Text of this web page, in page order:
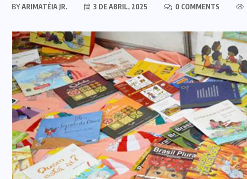
BYARIMATÉIA JR. 3 DE ABRIL, 2025 0 COMMENTS
MARANHÃO POLÍCIA
Mulher joga drogas no vaso
sanitário; polícia apreende 3 kg e
prende mãe e filho
7 DE AGOSTO, 2026